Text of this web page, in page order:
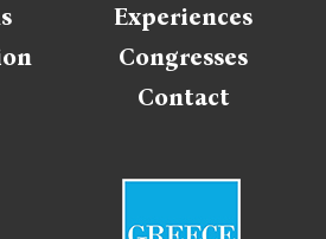
Experiences
Congresses
Contact